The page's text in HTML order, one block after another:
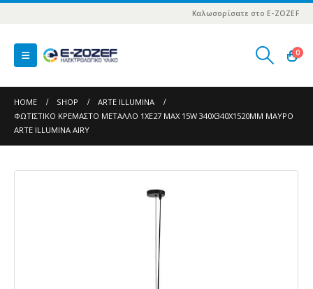
Καλωσορίσατε στο E-ZOZEF
0
HOME SHOP
ARTE ILLUMINA
ΦΩΤΙΣΤΙΚΟ ΚΡΕΜΑΣΤΟ ΜΕΤΑΛΛΟ 1XE27 MAX 15W 340X340X1520MM MAΥΡΟ
ARTE ILLUMINA AIRY